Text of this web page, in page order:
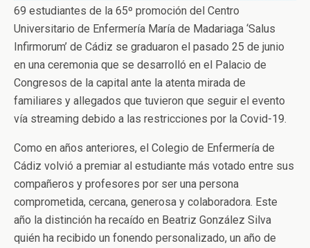
69 estudiantes de la 65º promoción del Centro
Universitario de Enfermería María de Madariaga ‘Salus
Infirmorum’ de Cádiz se graduaron el pasado 25 de junio
en una ceremonia que se desarrolló en el Palacio de
Congresos de la capital ante la atenta mirada de
familiares y allegados que tuvieron que seguir el evento
vía streaming debido a las restricciones por la Covid-19.
Como en años anteriores, el Colegio de Enfermería de
Cádiz volvió a premiar al estudiante más votado entre sus
compañeros y profesores por ser una persona
comprometida, cercana, generosa y colaboradora. Este
año la distinción ha recaído en Beatriz González Silva
quién ha recibido un fonendo personalizado, un año de